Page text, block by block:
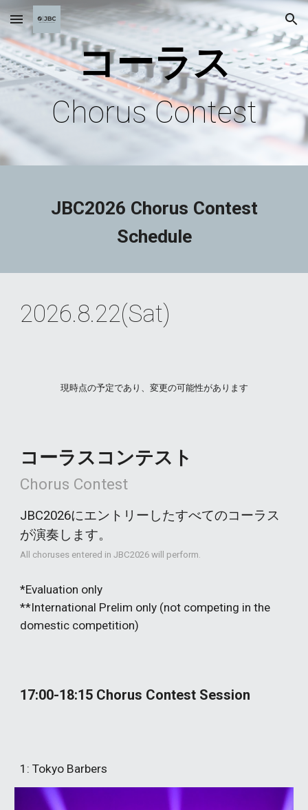
Skip to main content Skip to navigation
コーラス
Chorus Contest
JBC2026 Chorus Contest
Schedule
2026.8.22(Sat)
現時点の予定であり、変更の可能性があります
コーラスコンテスト
Chorus Contest
JBC2026にエントリーしたすべてのコーラス
が演奏します。
All choruses entered in JBC2026 will perform.
*Evaluation only
**International Prelim only (not competing in the
domestic competition)
17:00-18:15 Chorus Contest Session
1:Tokyo Barbers